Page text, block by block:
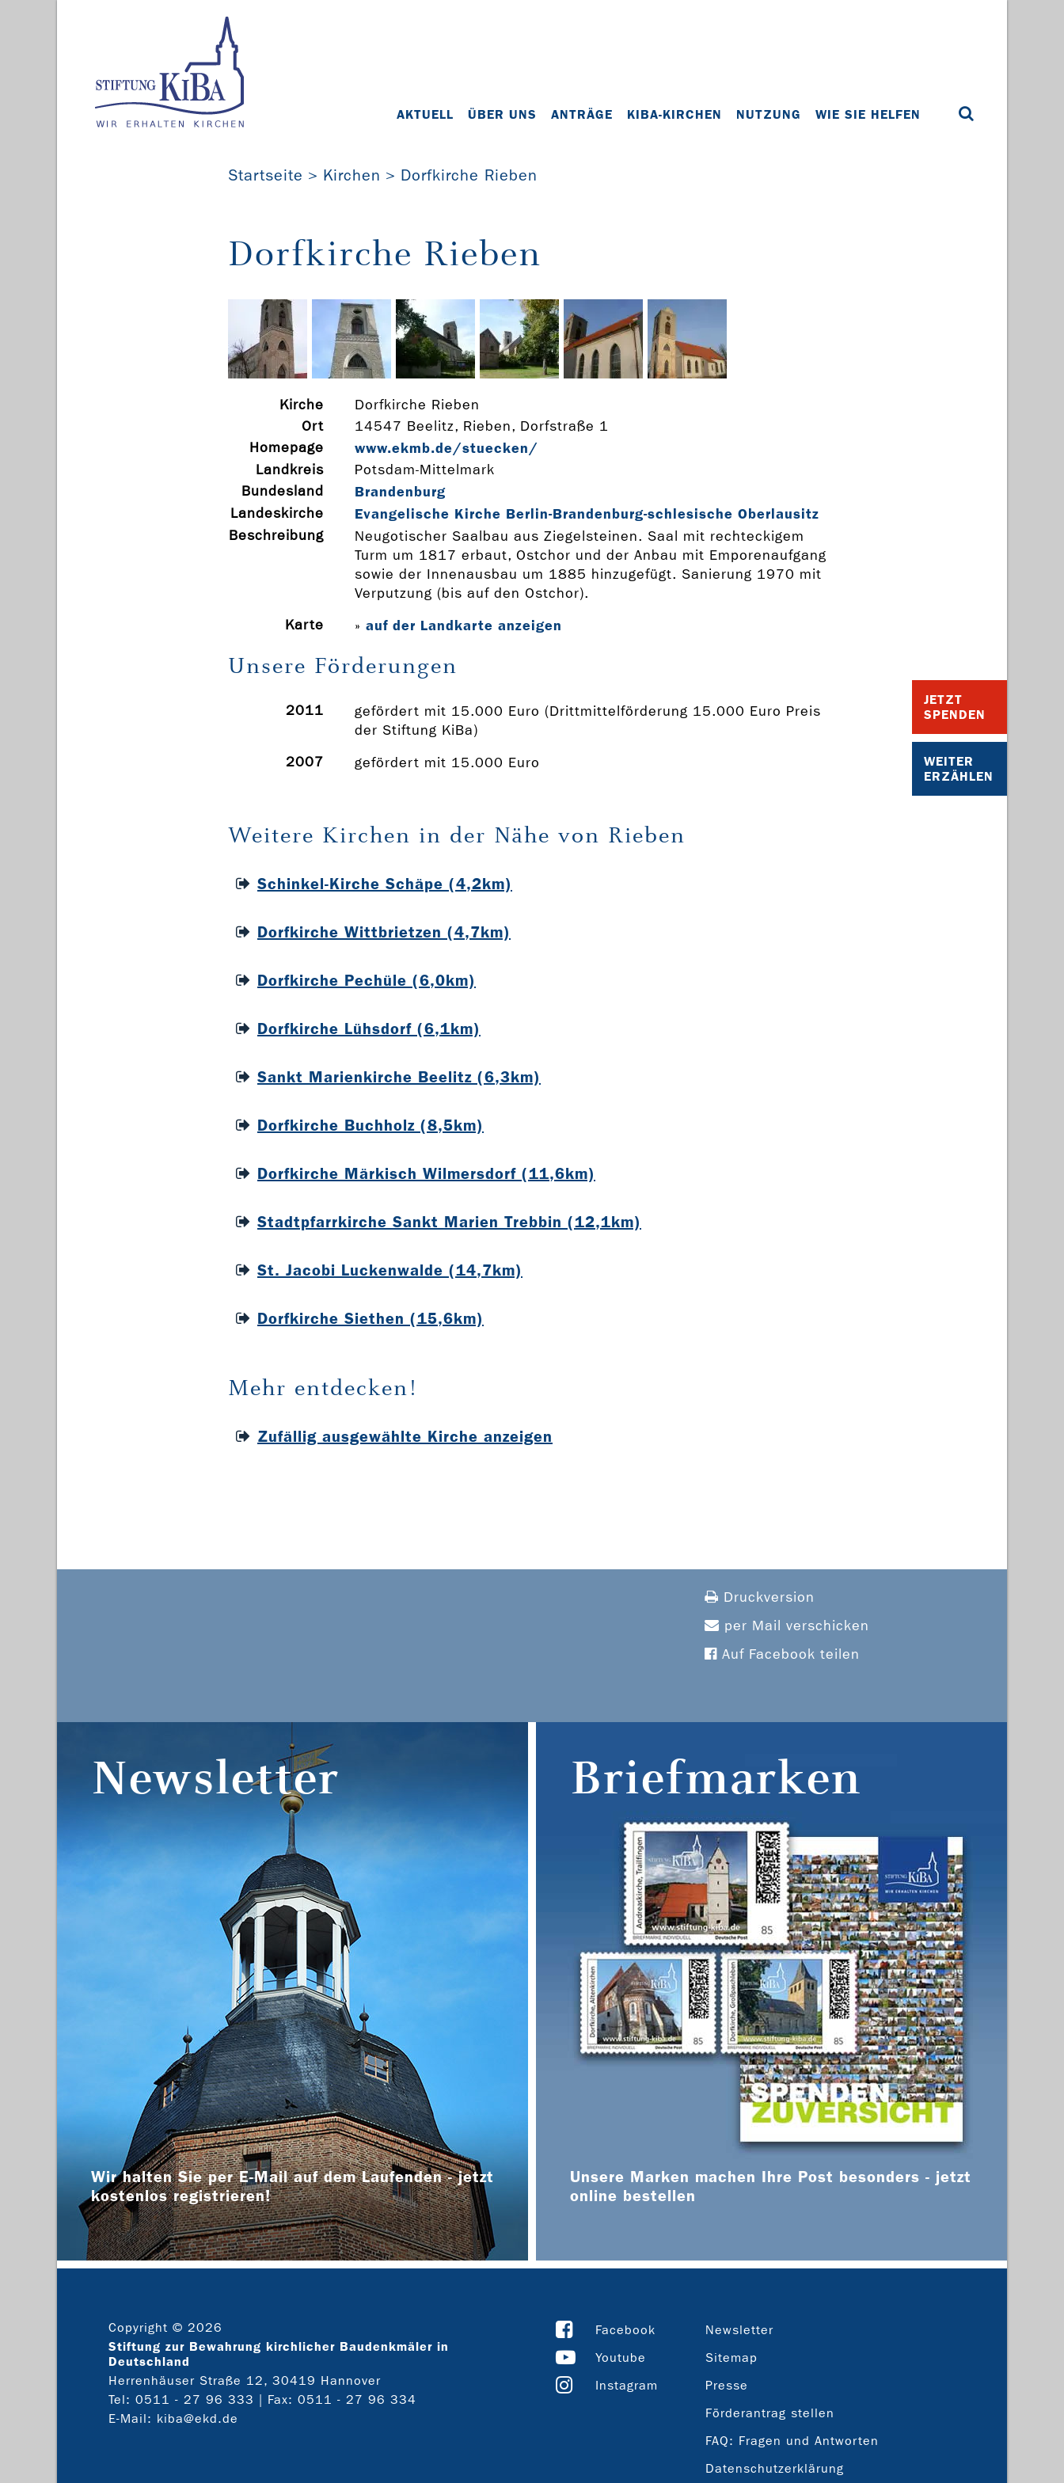
AKTUELL ÜBER UNS ANTRÄGE KIBA-KIRCHEN NUTZUNG WIE SIE HELFEN
JETZT
SPENDEN
WEITER
ERZÄHLEN
Startseite Kirchen Dorfkirche Rieben
Dorfkirche Rieben
Kirche
Dorfkirche Rieben
Ort
14547 Beelitz, Rieben, Dorfstraße 1
Homepage
www.ekmb.de/stuecken/
Landkreis
Potsdam-Mittelmark
Bundesland
Brandenburg
Landeskirche Evangelische Kirche Berlin-Brandenburg-schlesische Oberlausitz
Beschreibung
Neugotischer Saalbau aus Ziegelsteinen. Saal mit rechteckigem
Turm um 1817 erbaut, Ostchor und der Anbau mit Emporenaufgang
sowie der Innenausbau um 1885 hinzugefügt. Sanierung 1970 mit
Verputzung (bis auf den Ostchor).
Karte
» auf der Landkarte anzeigen
Unsere Förderungen
2011
gefördert mit 15.000 Euro (Drittmittelförderung 15.000 Euro Preis
der Stiftung KiBa)
2007
gefördert mit 15.000 Euro
Weitere Kirchen in der Nähe von Rieben
Schinkel-Kirche Schäpe (4,2km)
Dorfkirche Wittbrietzen (4,7km)
Dorfkirche Pechüle (6,0km)
Dorfkirche Lühsdorf (6,1km)
Sankt Marienkirche Beelitz (6,3km)
Dorfkirche Buchholz (8,5km)
Dorfkirche Märkisch Wilmersdorf (11,6km)
Stadtpfarrkirche Sankt Marien Trebbin (12,1km)
St. Jacobi Luckenwalde (14,7km)
Dorfkirche Siethen (15,6km)
Mehr entdecken!
Zufällig ausgewählte Kirche anzeigen
Druckversion
per Mail verschicken
Auf Facebook teilen
Newsletter
Wir halten Sie per E-Mail auf dem Laufenden - jetzt
kostenlos registrieren!
Briefmarken
Unsere Marken machen Ihre Post besonders - jetzt
online bestellen
Copyright © 2026
Stiftung zur Bewahrung kirchlicher Baudenkmäler in
Deutschland
Herrenhäuser Straße 12, 30419 Hannover
Tel: 0511 - 27 96 333 | Fax: 0511 - 27 96 334
E-Mail: kiba@ekd.de
Facebook
Youtube
Instagram
Newsletter
Sitemap
Presse
Förderantrag stellen
FAQ: Fragen und Antworten
Datenschutzerklärung